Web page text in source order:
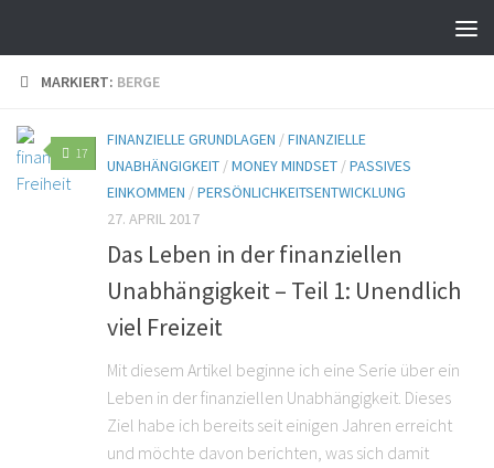
MARKIERT: BERGE
17
FINANZIELLE GRUNDLAGEN /FINANZIELLE
UNABHÄNGIGKEIT /MONEY MINDSET /PASSIVES
EINKOMMEN /PERSÖNLICHKEITSENTWICKLUNG
27. APRIL 2017
Das Leben in der finanziellen
Unabhängigkeit – Teil 1: Unendlich
viel Freizeit
Mit diesem Artikel beginne ich eine Serie über ein
Leben in der finanziellen Unabhängigkeit. Dieses
Ziel habe ich bereits seit einigen Jahren erreicht
und möchte davon berichten, was sich damit